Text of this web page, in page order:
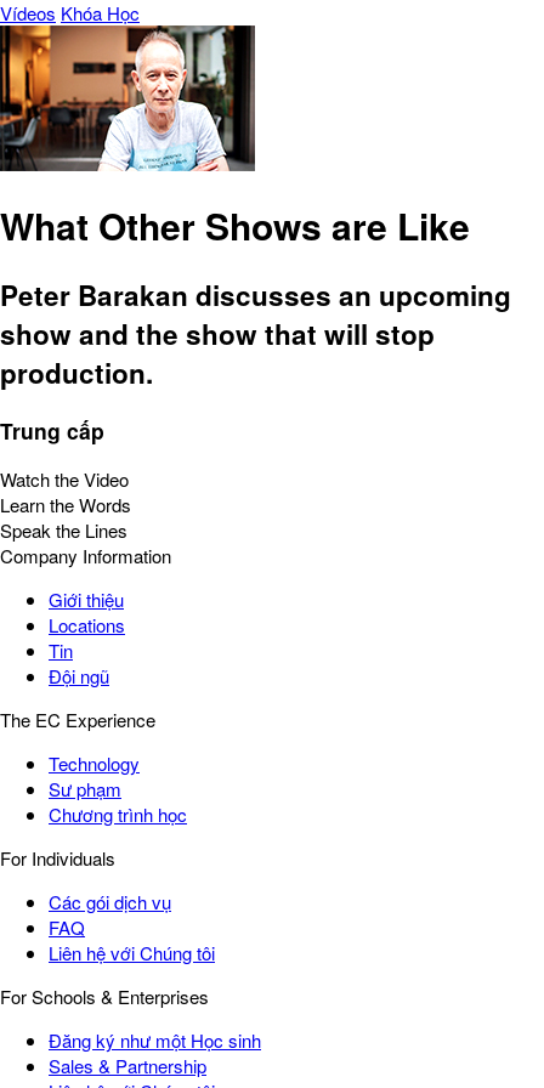
Vídeos Khóa Học
What Other Shows are Like
Peter Barakan discusses an upcoming
show and the show that will stop
production.
Trung cấp
Watch the Video
Learn the Words
Speak the Lines
Company Information
Giới thiệu
Locations
Tin
Đội ngũ
The EC Experience
Technology
Sư phạm
Chương trình học
For Individuals
Các gói dịch vụ
FAQ
Liên hệ với Chúng tôi
For Schools & Enterprises
Đăng ký như một Học sinh
Sales & Partnership